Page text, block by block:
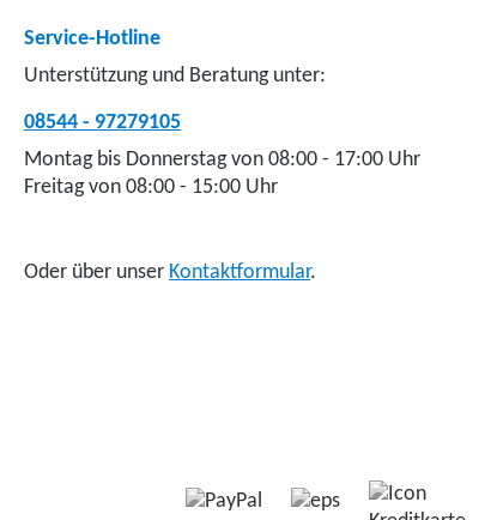
Service-Hotline
Unterstützung und Beratung unter:
08544 - 97279105
Montag bis Donnerstag von 08:00 - 17:00 Uhr
Freitag von 08:00 - 15:00 Uhr
Oder über unser Kontaktformular.